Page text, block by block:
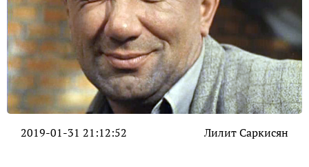
2019-01-31 21:12:52 Лилит Саркисян